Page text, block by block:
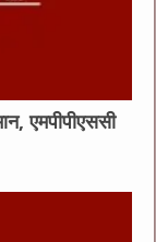
एमपीपीएससी